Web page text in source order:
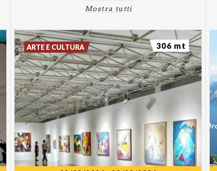
Mostra tutti
ARTE E CULTURA 306 mt